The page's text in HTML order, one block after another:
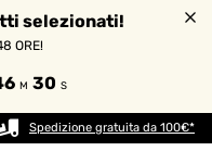
selezionati!
ORE!
M 30 S
Spedizione gratuita da 100€*